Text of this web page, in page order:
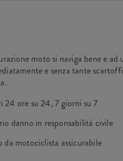
moto si naviga bene e
e senza tante
24 ore su 24, 7 giorni su 7
danno in responsabilità civile
da motociclista assicurabile